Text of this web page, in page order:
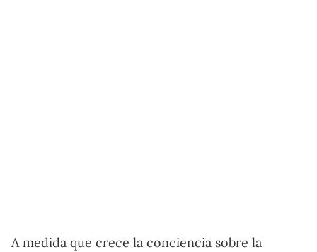
A medida que crece la conciencia sobre la